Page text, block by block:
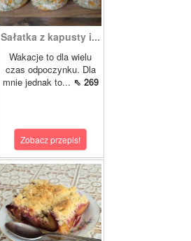
Sałatka z kapusty i...
Wakacje to dla wielu
czas odpoczynku. Dla
mnie jednak to... ⇖ 269
Zobacz przepis!